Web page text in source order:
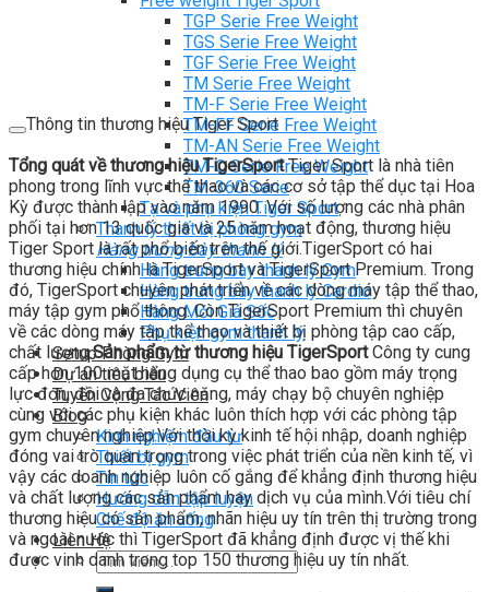
TGP Serie Free Weight
TGS Serie Free Weight
TGF Serie Free Weight
TM Serie Free Weight
TM-F Serie Free Weight
TM-FF Serie Free Weight
TM-AN Serie Free Weight
TM-C Serie Free Weight
TM-360 Serie
Tạ và phụ kiện Tiger Sport
Thanh lý thiết bị phòng gym
Hàng trưng bày thanh lý
Hàng trưng bày thanh lý Gym
Hàng trưng bày thanh lý Cardio
Hàng Mới Giá Sốc
Phụ kiện gym thanh lý
Setup Phòng Gym
Dự án tiêu biểu
Tuyển Cộng Tác Viên
Blog
Kinh nghiệm đầu tư
Thiết bị gym
Tin tức
Hướng dẫn tập luyện
Chế độ ăn uống
Liên Hệ
Tìm
kiếm:
Thông tin thương hiệu Tiger Sport
Tổng quát về thương hiệu TigerSportTiger Sport là nhà tiên
phong trong lĩnh vực thể thao và các cơ sở tập thể dục tại Hoa
Kỳ được thành lập vào năm 1990. Với số lượng các nhà phân
phối tại hơn 13 quốc gia và 25 năm hoạt động, thương hiệu
Tiger Sport là rất phổ biến trên thế giới.TigerSport có hai
thương hiệu chính là TigerSport và TigerSport Premium. Trong
đó, TigerSport chuyên phát triển về các dòng máy tập thể thao,
máy tập gym phổ thông. Còn TigerSport Premium thì chuyên
về các dòng máy tập thể thao và thiết bị phòng tập cao cấp,
chất lượng.Sản phẩm từ thương hiệu TigerSportCông ty cung
cấp hơn 100 mặt hàng dụng cụ thể thao bao gồm máy trọng
lực đơn, đôi và đa chức năng, máy chạy bộ chuyên nghiệp
cùng với các phụ kiện khác luôn thích hợp với các phòng tập
gym chuyên nghiệp.Với thời kỳ kinh tế hội nhập, doanh nghiệp
đóng vai trò quan trọng trong việc phát triển của nền kinh tế, vì
vậy các doanh nghiệp luôn cố gắng để khẳng định thương hiệu
và chất lượng các sản phẩm hay dịch vụ của mình.Với tiêu chí
thương hiệu có sản phẩm, nhãn hiệu uy tín trên thị trường trong
và ngoài nước thì TigerSport đã khẳng định được vị thế khi
được vinh danh trong top 150 thương hiệu uy tín nhất.